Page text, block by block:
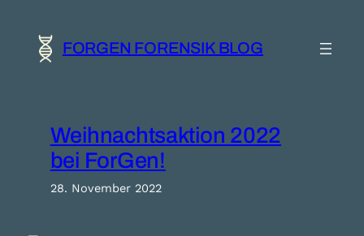
springen
FORGEN FORENSIK BLOG
Weihnachtsaktion 2022
bei ForGen!
28. November 2022